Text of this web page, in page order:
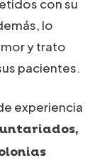
con su
lo
y trato
pacientes.
experiencia